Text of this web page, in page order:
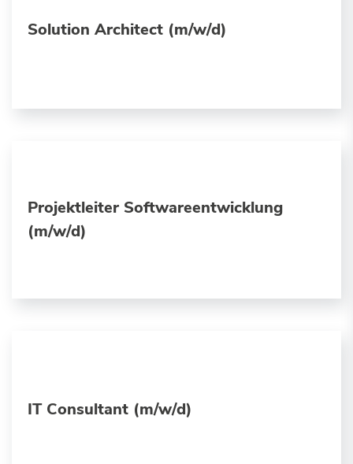
Solution Architect (m/w/d)
Projektleiter Softwareentwicklung
(m/w/d)
IT Consultant (m/w/d)